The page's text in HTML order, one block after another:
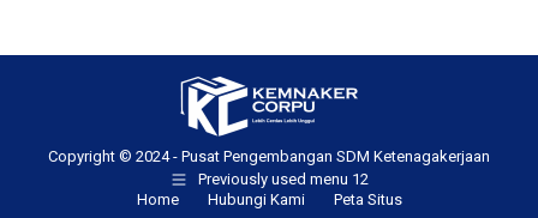
Copyright © 2024 - Pusat Pengembangan SDM Ketenagakerjaan
Previously used menu 12
Home
Hubungi Kami Peta Situs